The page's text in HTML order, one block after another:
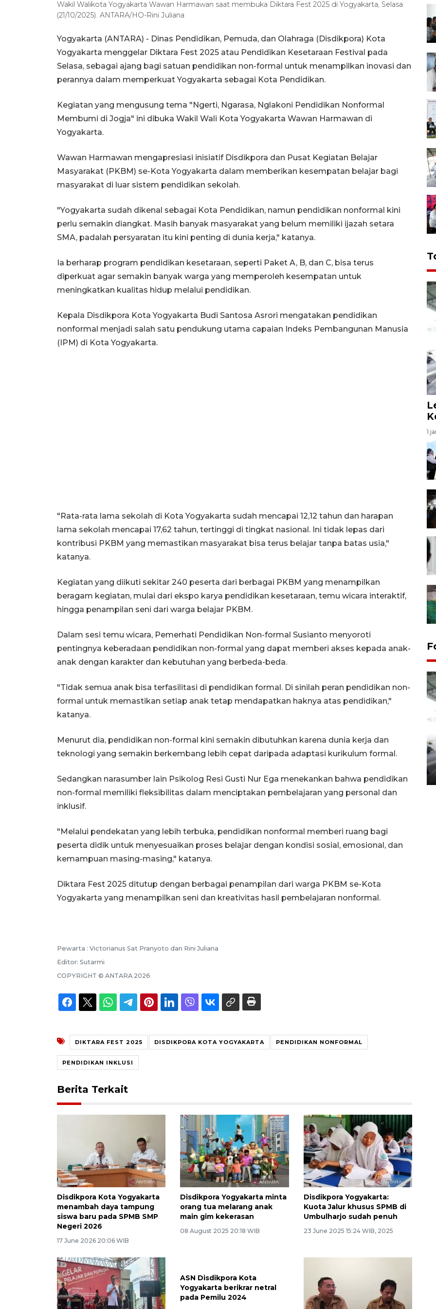
Wakil Walikota Yogyakarta Wawan Harmawan saat membuka Diktara Fest 2025 di Yogyakarta, Selasa
(21/10/2025). ANTARA/HO-Rini Juliana
Yogyakarta (ANTARA) - Dinas Pendidikan, Pemuda, dan Olahraga (Disdikpora) Kota
Yogyakarta menggelar Diktara Fest 2025 atau Pendidikan Kesetaraan Festival pada
Selasa, sebagai ajang bagi satuan pendidikan non-formal untuk menampilkan inovasi dan
perannya dalam memperkuat Yogyakarta sebagai Kota Pendidikan.
Kegiatan yang mengusung tema "Ngerti, Ngarasa, Nglakoni Pendidikan Nonformal
Membumi di Jogja" ini dibuka Wakil Wali Kota Yogyakarta Wawan Harmawan di
Yogyakarta.
Wawan Harmawan mengapresiasi inisiatif Disdikpora dan Pusat Kegiatan Belajar
Masyarakat (PKBM) se-Kota Yogyakarta dalam memberikan kesempatan belajar bagi
masyarakat di luar sistem pendidikan sekolah.
"Yogyakarta sudah dikenal sebagai Kota Pendidikan, namun pendidikan nonformal kini
perlu semakin diangkat. Masih banyak masyarakat yang belum memiliki ijazah setara
SMA, padalah persyaratan itu kini penting di dunia kerja," katanya.
Ia berharap program pendidikan kesetaraan, seperti Paket A, B, dan C, bisa terus
diperkuat agar semakin banyak warga yang memperoleh kesempatan untuk
meningkatkan kualitas hidup melalui pendidikan.
Kepala Disdikpora Kota Yogyakarta Budi Santosa Asrori mengatakan pendidikan
nonformal menjadi salah satu pendukung utama capaian Indeks Pembangunan Manusia
(IPM) di Kota Yogyakarta.
"Rata-rata lama sekolah di Kota Yogyakarta sudah mencapai 12,12 tahun dan harapan
lama sekolah mencapai 17,62 tahun, tertinggi di tingkat nasional. Ini tidak lepas dari
kontribusi PKBM yang memastikan masyarakat bisa terus belajar tanpa batas usia,"
katanya.
Kegiatan yang diikuti sekitar 240 peserta dari berbagai PKBM yang menampilkan
beragam kegiatan, mulai dari ekspo karya pendidikan kesetaraan, temu wicara interaktif,
hingga penampilan seni dari warga belajar PKBM.
Dalam sesi temu wicara, Pemerhati Pendidikan Non-formal Susianto menyoroti
pentingnya keberadaan pendidikan non-formal yang dapat memberi akses kepada anak-
anak dengan karakter dan kebutuhan yang berbeda-beda.
"Tidak semua anak bisa terfasilitasi di pendidikan formal. Di sinilah peran pendidikan non-
formal untuk memastikan setiap anak tetap mendapatkan haknya atas pendidikan,"
katanya.
Menurut dia, pendidikan non-formal kini semakin dibutuhkan karena dunia kerja dan
teknologi yang semakin berkembang lebih cepat daripada adaptasi kurikulum formal.
Sedangkan narasumber lain Psikolog Resi Gusti Nur Ega menekankan bahwa pendidikan
non-formal memiliki fleksibilitas dalam menciptakan pembelajaran yang personal dan
inklusif.
"Melalui pendekatan yang lebih terbuka, pendidikan nonformal memberi ruang bagi
peserta didik untuk menyesuaikan proses belajar dengan kondisi sosial, emosional, dan
kemampuan masing-masing," katanya.
Diktara Fest 2025 ditutup dengan berbagai penampilan dari warga PKBM se-Kota
Yogyakarta yang menampilkan seni dan kreativitas hasil pembelajaran nonformal.
Pewarta : Victorianus Sat Pranyoto dan Rini Juliana
Editor: Sutarmi
COPYRIGHT © ANTARA 2026
DIKTARA FEST 2025 DISDIKPORA KOTA YOGYAKARTA PENDIDIKAN NONFORMAL
PENDIDIKAN INKLUSI
Berita Terkait
Disdikpora Kota Yogyakarta
menambah daya tampung
siswa baru pada SPMB SMP
Negeri 2026
17 June 2026 20:06 WIB
Disdikpora Yogyakarta minta
orang tua melarang anak
main gim kekerasan
08 August 2025 20:18 WIB
Disdikpora Yogyakarta:
Kuota Jalur khusus SPMB di
Umbulharjo sudah penuh
23 June 2025 15:24 WIB, 2025
1
Yogyakarta Gamelan Festival
2026